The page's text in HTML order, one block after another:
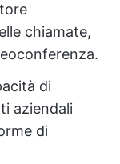
chiamate,
di
aziendali
di